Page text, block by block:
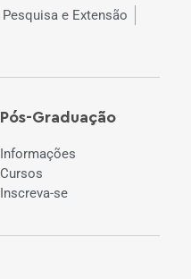
Pesquisa e Extensão
Pós-Graduação
Informações
Cursos
Inscreva-se